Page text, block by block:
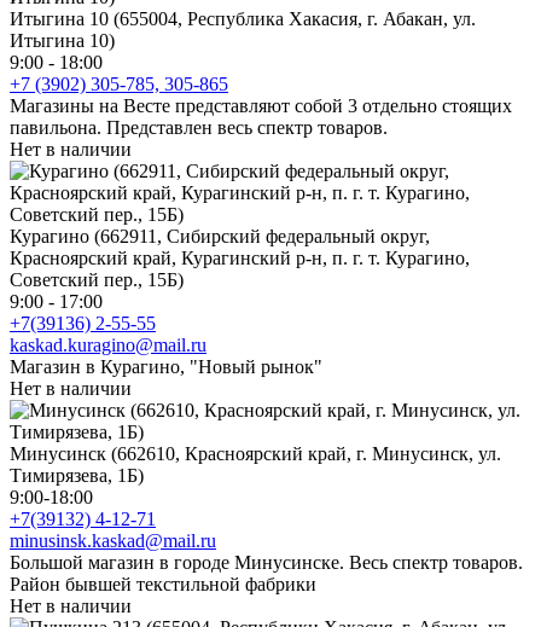
Итыгина 10 (655004, Республика Хакасия, г. Абакан, ул.
Итыгина 10)
9:00 - 18:00
+7 (3902) 305-785, 305-865
Магазины на Весте представляют собой 3 отдельно стоящих
павильона. Представлен весь спектр товаров.
Нет в наличии
Курагино (662911, Сибирский федеральный округ,
Красноярский край, Курагинский р-н, п. г. т. Курагино,
Советский пер., 15Б)
9:00 - 17:00
+7(39136) 2-55-55
kaskad.kuragino@mail.ru
Магазин в Курагино, "Новый рынок"
Нет в наличии
Минусинск (662610, Красноярский край, г. Минусинск, ул.
Тимирязева, 1Б)
9:00-18:00
+7(39132) 4-12-71
minusinsk.kaskad@mail.ru
Большой магазин в городе Минусинске. Весь спектр товаров.
Район бывшей текстильной фабрики
Нет в наличии